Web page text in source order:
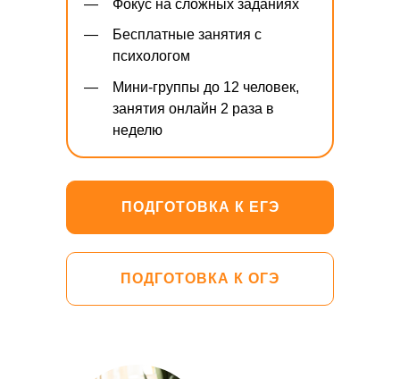
ПОДГОТОВКА К ЕГЭ
ПОДГОТОВКА К ОГЭ
—
Фокус на сложных заданиях
—
Бесплатные занятия с
психологом
—
Мини-группы до 12 человек,
занятия онлайн 2 раза в
неделю